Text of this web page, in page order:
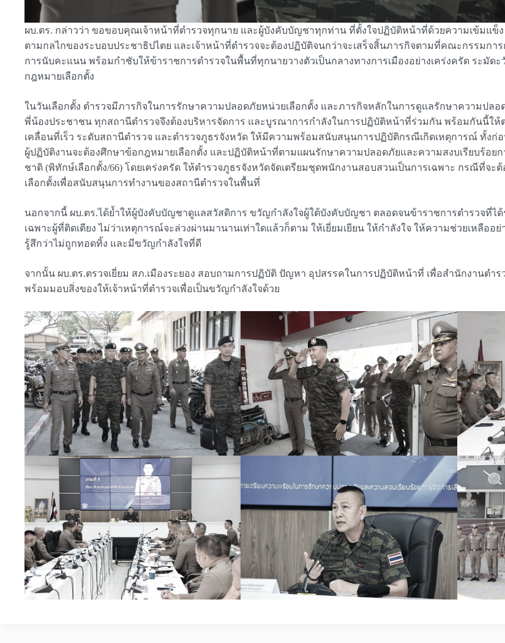
ผบ.ตร. กล่าวว่า ขอขอบคุณเจ้าหน้าที่ตำรวจทุกนาย และผู้บังคับบัญชาทุกท่าน ที่ตั้งใจปฏิบัติหน้าที่ด้วยความเข้มแข็
ตามกลไกของระบอบประชาธิปไตย และเจ้าหน้าที่ตำรวจจะต้องปฏิบัติจนกว่าจะเสร็จสิ้นภารกิจตามที่คณะกรรมการ
การนับคะแนน พร้อมกำชับให้ข้าราชการตำรวจในพื้นที่ทุกนายวางตัวเป็นกลางทางการเมืองอย่างเคร่งครัด ระมัด
กฎหมายเลือกตั้ง
ในวันเลือกตั้ง ตำรวจมีภารกิจในการรักษาความปลอดภัยหน่วยเลือกตั้ง และภารกิจหลักในการดูแลรักษาความปล
พี่น้องประชาชน ทุกสถานีตำรวจจึงต้องบริหารจัดการ และบูรณาการกำลังในการปฏิบัติหน้าที่ร่วมกัน พร้อมกันนี้ใ
เคลื่อนที่เร็ว ระดับสถานีตำรวจ และตำรวจภูธรจังหวัด ให้มีความพร้อมสนับสนุนการปฏิบัติกรณีเกิดเหตุการณ์ ทั้ง
ผู้ปฏิบัติงานจะต้องศึกษาข้อกฎหมายเลือกตั้ง และปฏิบัติหน้าที่ตามแผนรักษาความปลอดภัยและความสงบเรียบร้อยก
ชาติ (พิทักษ์เลือกตั้ง/66) โดยเคร่งครัด ให้ตำรวจภูธรจังหวัดจัดเตรียมชุดพนักงานสอบสวนเป็นการเฉพาะ กรณีที่จะ
เลือกตั้งเพื่อสนับสนุนการทำงานของสถานีตำรวจในพื้นที่
นอกจากนี้ ผบ.ตร.ได้ย้ำให้ผู้บังคับบัญชาดูแลสวัสดิการ ขวัญกำลังใจผู้ใต้บังคับบัญชา ตลอดจนข้าราชการตำรวจที่ไ
เฉพาะผู้ที่ติดเตียง ไม่ว่าเหตุการณ์จะล่วงผ่านมานานเท่าใดแล้วก็ตาม ให้เยี่ยมเยียน ให้กำลังใจ ให้ความช่วยเหลืออ
รู้สึกว่าไม่ถูกทอดทิ้ง และมีขวัญกำลังใจที่ดี
จากนั้น ผบ.ตร.ตรวจเยี่ยม สภ.เมืองระยอง สอบถามการปฏิบัติ ปัญหา อุปสรรคในการปฏิบัติหน้าที่ เพื่อสำนักงานตำ
พร้อมมอบสิ่งของให้เจ้าหน้าที่ตำรวจเพื่อเป็นขวัญกำลังใจด้วย